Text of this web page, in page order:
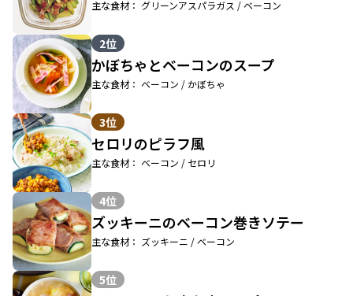
主な食材： グリーンアスパラガス / ベーコン
2位
かぼちゃとベーコンのスープ
主な食材： ベーコン / かぼちゃ
3位
セロリのピラフ風
主な食材： ベーコン / セロリ
4位
ズッキーニのベーコン巻きソテー
主な食材： ズッキーニ / ベーコン
5位